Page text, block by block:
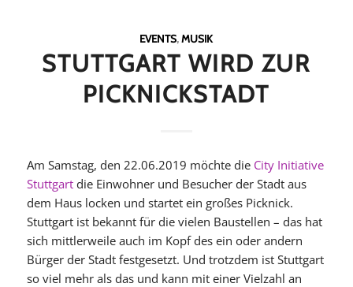
EVENTS,MUSIK
STUTTGART WIRD ZUR
PICKNICKSTADT
Am Samstag, den 22.06.2019 möchte dieCity Initiative
Stuttgartdie Einwohner und Besucher der Stadt aus
dem Haus locken und startet ein großes Picknick.
Stuttgart ist bekannt für die vielen Baustellen – das hat
sich mittlerweile auch im Kopf des ein oder andern
Bürger der Stadt festgesetzt. Und trotzdem ist Stuttgart
so viel mehr als das und kann mit einer Vielzahl an